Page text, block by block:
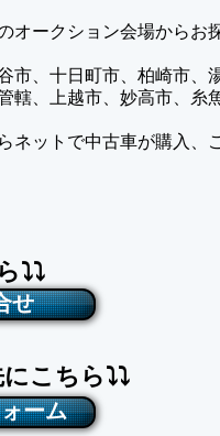
オークション会場からお
市、十日町市、柏崎市、
轄、上越市、妙高市、糸
ネットで中古車が購入、
⤵⤵
せ
こちら⤵⤵
ーム